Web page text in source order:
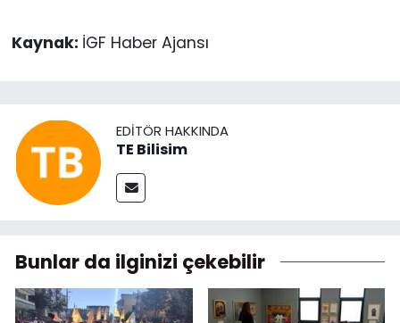
Kaynak: İGF Haber Ajansı
EDITÖR HAKKINDA
TE Bilisim
Bunlar da ilginizi çekebilir